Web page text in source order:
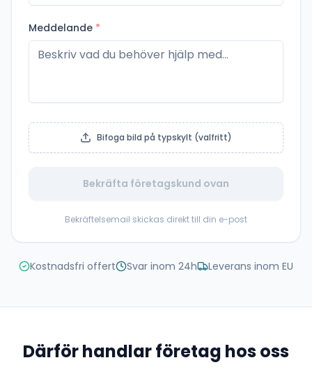
Meddelande *
Bifoga bild på typskylt (valfritt)
Bekräfta företagskund ovan
Bekräftelsemail skickas direkt till din e-post
Kostnadsfri offert Svar inom 24h Leverans inom EU
Därför handlar företag hos oss